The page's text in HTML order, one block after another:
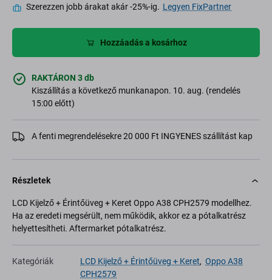
Szerezzen jobb árakat akár -25%-ig. Legyen FixPartner
Hozzáadás a kosárhoz
RAKTÁRON 3 db
Kiszállítás a következő munkanapon. 10. aug. (rendelés
15:00 előtt)
A fenti megrendelésekre 20 000 Ft INGYENES szállítást kap
Részletek
LCD Kijelző + Érintőüveg + Keret Oppo A38 CPH2579 modellhez.
Ha az eredeti megsérült, nem működik, akkor ez a pótalkatrész
helyettesítheti. Aftermarket pótalkatrész.
Kategóriák LCD Kijelző + Érintőüveg + Keret, Oppo A38
CPH2579